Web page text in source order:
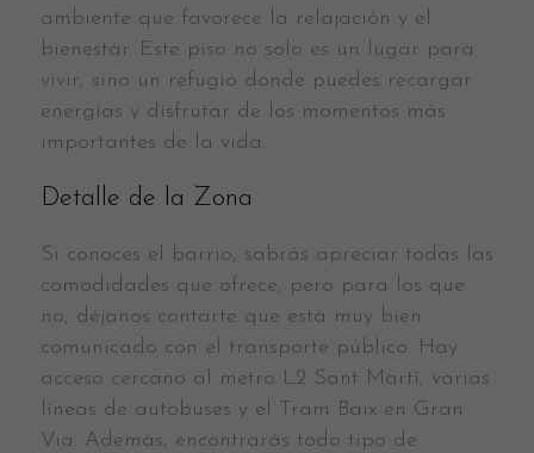
ambiente que favorece la relajación y el
bienestar. Este piso no solo es un lugar para
vivir, sino un refugio donde puedes recargar
energías y disfrutar de los momentos más
importantes de la vida.
Detalle de la Zona
Si conoces el barrio, sabrás apreciar todas las
comodidades que ofrece, pero para los que
no, déjanos contarte que está muy bien
comunicado con el transporte público. Hay
acceso cercano al metro L2 Sant Martí, varias
líneas de autobuses y el Tram Baix en Gran
Via. Además, encontrarás todo tipo de